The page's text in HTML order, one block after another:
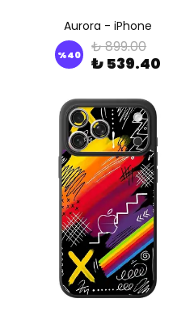
Aurora - iPhone
%40 ₺ 899.00
₺ 539.40